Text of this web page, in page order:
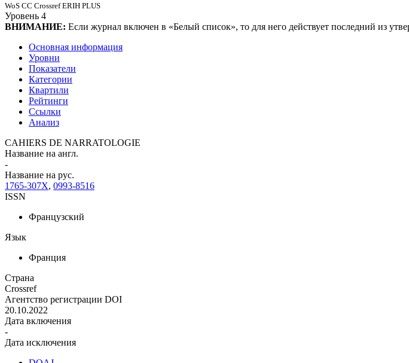
WoS CC Crossref ERIH PLUS
Уровень 4
ВНИМАНИЕ: Если журнал включен в «Белый список», то для него действует последний из
Основная информация
Уровни
Показатели
Категории
Квартили
Рейтинги
Ссылки
Анализ
CAHIERS DE NARRATOLOGIE
Название на англ.
-
Название на рус.
1765-307X, 0993-8516
ISSN
Французский
Язык
Франция
Страна
Crossref
Агентство регистрации DOI
20.10.2022
Дата включения
-
Дата исключения